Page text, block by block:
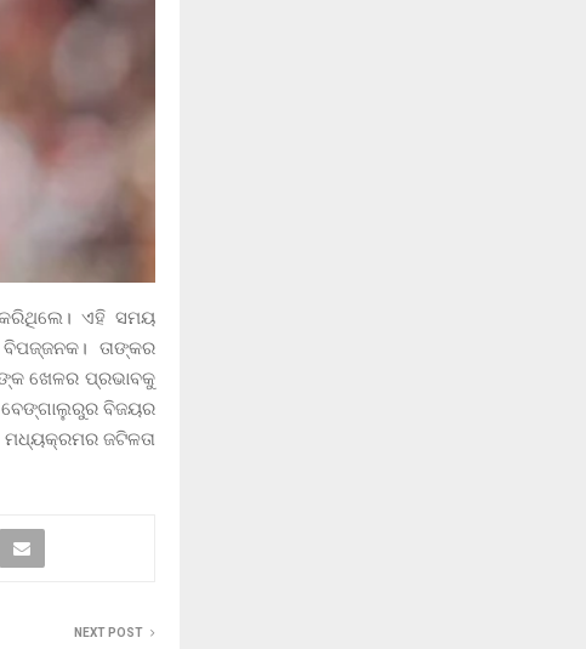
ଏହି ସମୟ
ତାଙ୍କର
ଖେଳର ପ୍ରଭାବକୁ
ବେଙ୍ଗାଲୁରୁର ବିଜୟର
ମଧ୍ୟକ୍ରମର ଜଟିଳତା
NEXT POST